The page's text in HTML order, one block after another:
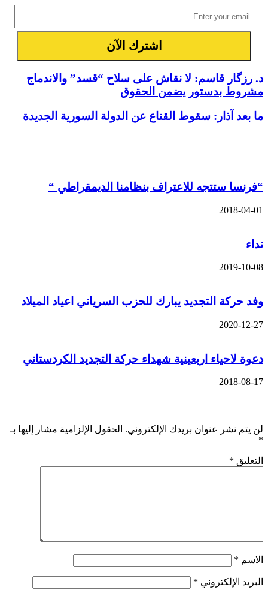
د. رزگار قاسم: لا نقاش على سلاح “قسد” والاندماج
مشروط بدستور يضمن الحقوق
ما بعد آذار: سقوط القناع عن الدولة السورية الجديدة
“فرنسا ستتجه للاعتراف بنظامنا الديمقراطي “
2018-04-01
نداء
2019-10-08
وفد حركة التجديد يبارك للحزب السرياني اعياد الميلاد
2020-12-27
دعوة لاحياء اربعينية شهداء حركة التجديد الكردستاني
2018-08-17
لن يتم نشر عنوان بريدك الإلكتروني. الحقول الإلزامية مشار إليها بـ
*
التعليق *
الاسم *
البريد الإلكتروني *